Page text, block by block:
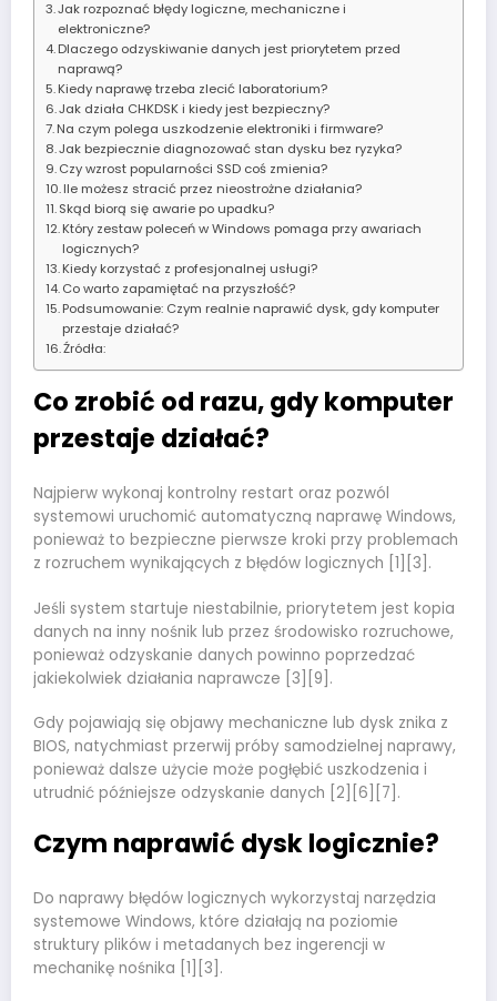
Jak rozpoznać błędy logiczne, mechaniczne i
elektroniczne?
Dlaczego odzyskiwanie danych jest priorytetem przed
naprawą?
Kiedy naprawę trzeba zlecić laboratorium?
Jak działa CHKDSK i kiedy jest bezpieczny?
Na czym polega uszkodzenie elektroniki i firmware?
Jak bezpiecznie diagnozować stan dysku bez ryzyka?
Czy wzrost popularności SSD coś zmienia?
Ile możesz stracić przez nieostrożne działania?
Skąd biorą się awarie po upadku?
Który zestaw poleceń w Windows pomaga przy awariach
logicznych?
Kiedy korzystać z profesjonalnej usługi?
Co warto zapamiętać na przyszłość?
Podsumowanie: Czym realnie naprawić dysk, gdy komputer
przestaje działać?
Źródła:
Co zrobić od razu, gdy komputer
przestaje działać?
Najpierw wykonaj kontrolny restart oraz pozwól
systemowi uruchomić automatyczną naprawę Windows,
ponieważ to bezpieczne pierwsze kroki przy problemach
z rozruchem wynikających z błędów logicznych [1][3].
Jeśli system startuje niestabilnie, priorytetem jest kopia
danych na inny nośnik lub przez środowisko rozruchowe,
ponieważ odzyskanie danych powinno poprzedzać
jakiekolwiek działania naprawcze [3][9].
Gdy pojawiają się objawy mechaniczne lub dysk znika z
BIOS, natychmiast przerwij próby samodzielnej naprawy,
ponieważ dalsze użycie może pogłębić uszkodzenia i
utrudnić późniejsze odzyskanie danych [2][6][7].
Czym naprawić dysk logicznie?
Do naprawy błędów logicznych wykorzystaj narzędzia
systemowe Windows, które działają na poziomie
struktury plików i metadanych bez ingerencji w
mechanikę nośnika [1][3].